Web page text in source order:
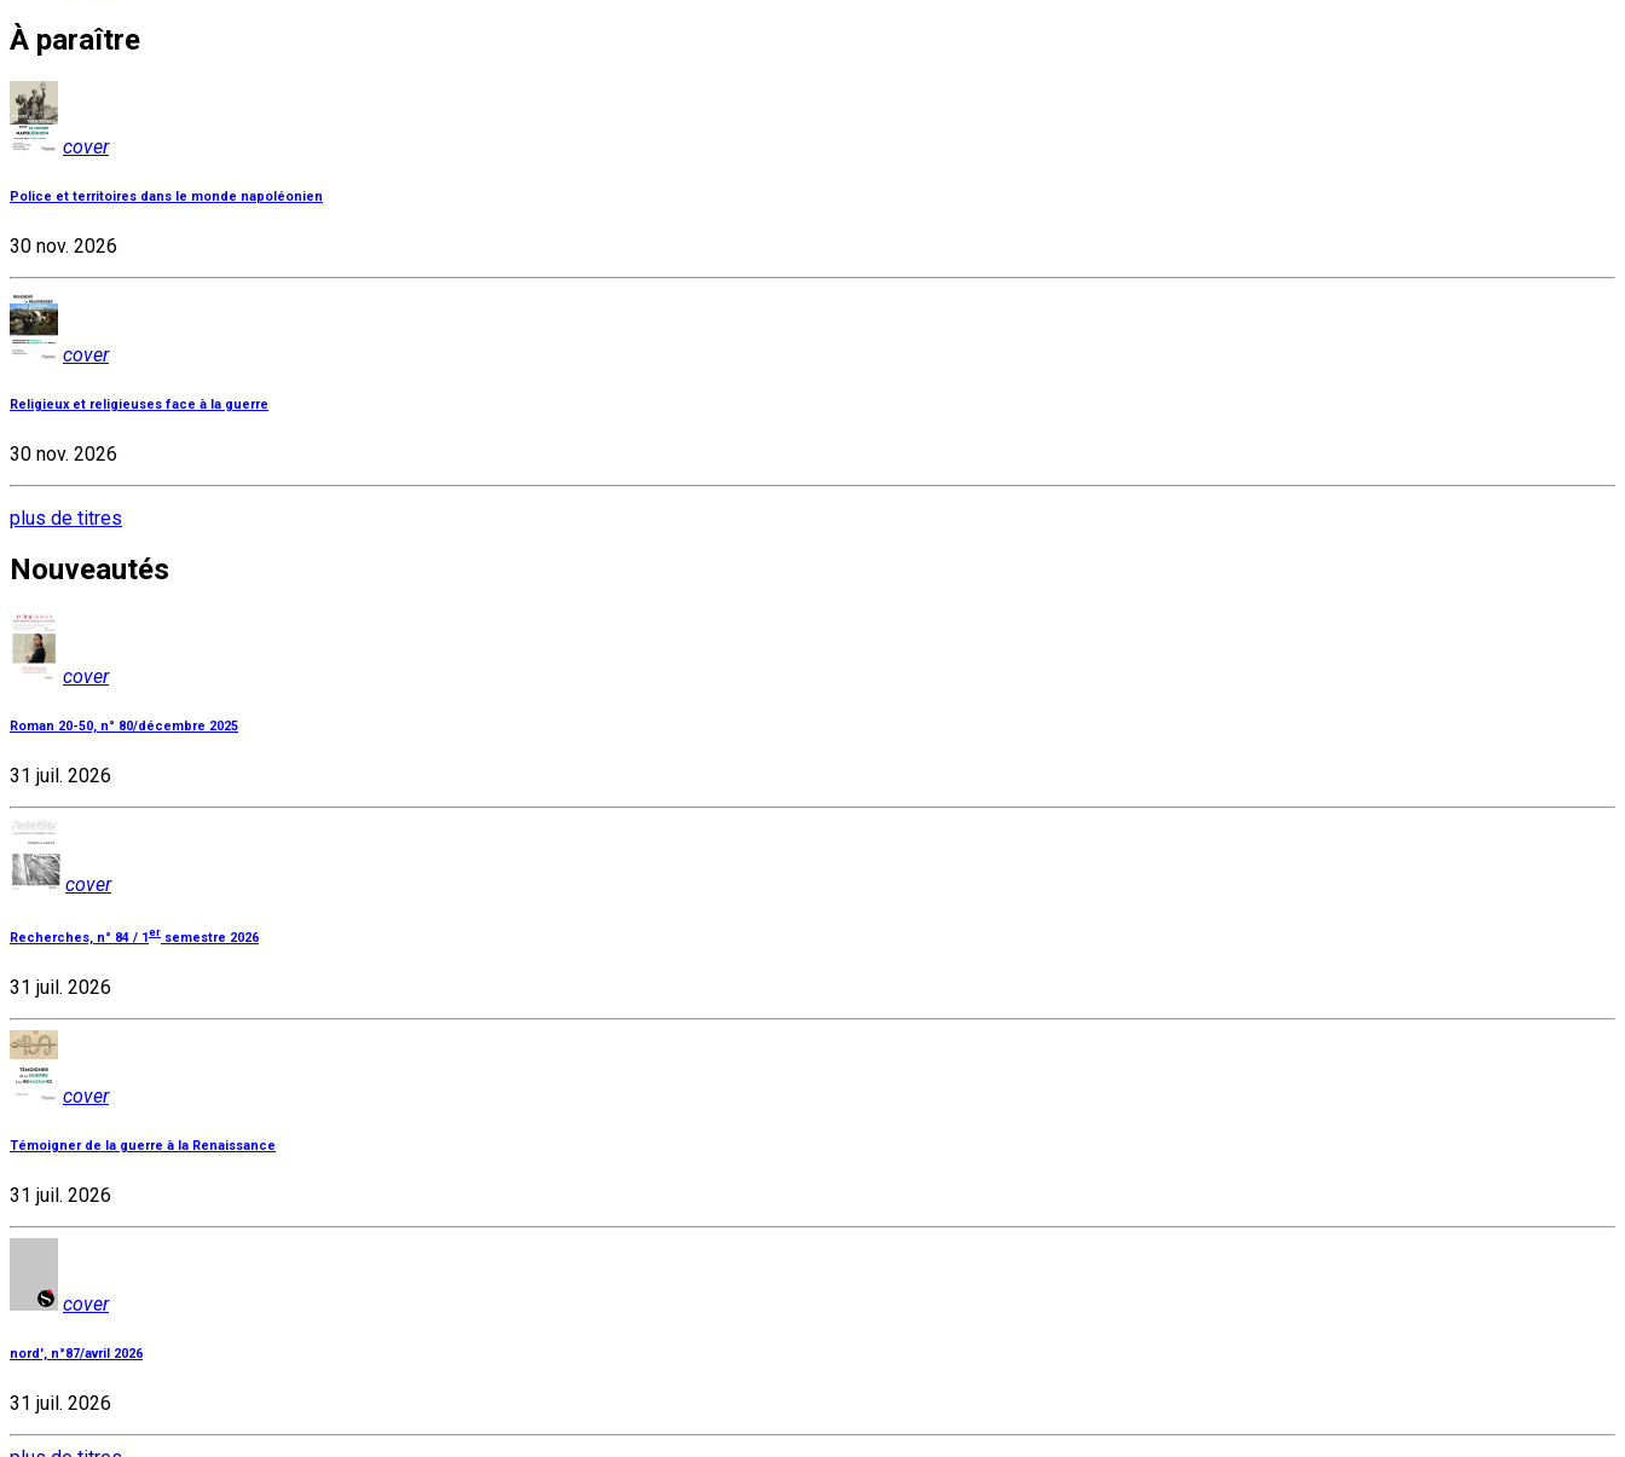
À paraître
cover
Police et territoires dans le monde napoléonien
30 nov. 2026
cover
Religieux et religieuses face à la guerre
30 nov. 2026
plus de titres
Nouveautés
cover
Roman 20-50, n° 80/décembre 2025
31 juil. 2026
cover
Recherches, n° 84 / 1er semestre 2026
31 juil. 2026
cover
Témoigner de la guerre à la Renaissance
31 juil. 2026
cover
nord', n°87/avril 2026
31 juil. 2026